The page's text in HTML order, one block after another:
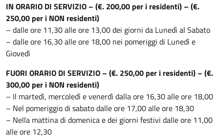
IN ORARIO DI SERVIZIO – (€. 200,00 per i residenti) – (€.
250,00 per i NON residenti)
– dalle ore 11,30 alle ore 13,00 dei giorni da Lunedì al Sabato
– dalle ore 16,30 alle ore 18,00 nei pomeriggi di Lunedì e
Giovedì
FUORI ORARIO DI SERVIZIO – (€. 250,00 per i residenti) – (€.
300,00 per i NON residenti)
– Il martedì, mercoledì e venerdì dalla ore 16,30 alle ore 18,00
– Nel pomeriggio di sabato dalle ore 17,00 alle ore 18,30
– Nella mattina di domenica e dei giorni festivi dalle ore 11,00
alle ore 12,30